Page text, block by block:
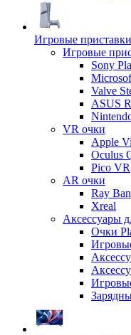
Игровые приставки
Игровые
Sony
Valve
ASUS
VR очки
Apple
Oculus
Pico VR
AR очки
Ray Ban
Xreal
Аксессуары
Очки